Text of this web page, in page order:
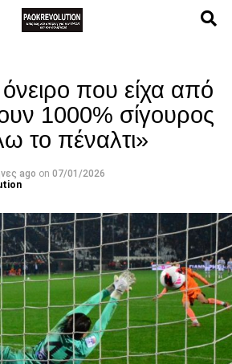
που είχα από
1000% σίγουρος
το πέναλτι»
ago on 07/01/2026